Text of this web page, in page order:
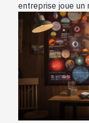
entreprise joue un